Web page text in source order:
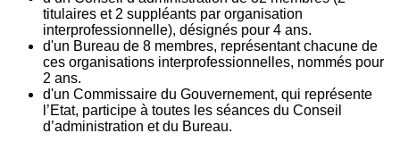
titulaires et 2 suppléants par organisation
interprofessionnelle), désignés pour 4 ans.
d'un Bureau de 8 membres, représentant chacune de
ces organisations interprofessionnelles, nommés pour
2 ans.
d'un Commissaire du Gouvernement, qui représente
l’Etat, participe à toutes les séances du Conseil
d’administration et du Bureau.